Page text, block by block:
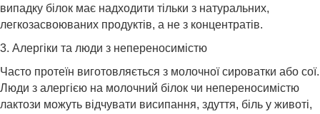
випадку білок має надходити тільки з натуральних,
легкозасвоюваних продуктів, а не з концентратів.
3. Алергіки та люди з непереносимістю
Часто протеїн виготовляється з молочної сироватки або сої.
Люди з алергією на молочний білок чи непереносимістю
лактози можуть відчувати висипання, здуття, біль у животі,